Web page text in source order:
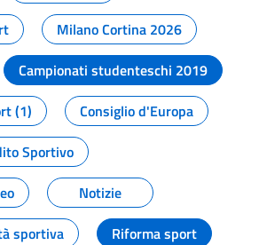
Milano Cortina 2026
Campionati studenteschi 2019
(1)
Consiglio d'Europa
Sportivo
Notizie
sportiva
Riforma sport